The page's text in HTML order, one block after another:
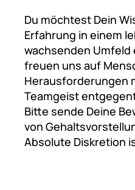
Du möchtest Dein
Erfahrung in einem
wachsenden Umfeld
freuen uns auf
Herausforderungen
Teamgeist
Bitte sende Deine
von
Absolute Diskretion